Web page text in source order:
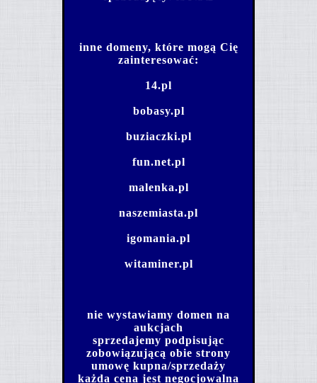
inne domeny, które mogą Cię
zainteresować:
14.pl
bobasy.pl
buziaczki.pl
fun.net.pl
malenka.pl
naszemiasta.pl
igomania.pl
witaminer.pl
nie wystawiamy domen na
aukcjach
sprzedajemy podpisując
zobowiązującą obie strony
umowę kupna/sprzedaży
każda cena jest negocjowalna